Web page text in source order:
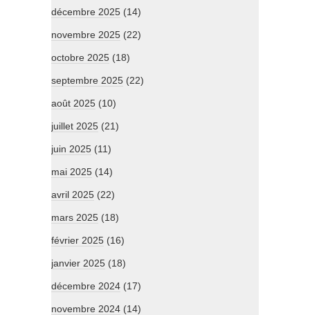
décembre 2025 (14)
novembre 2025 (22)
octobre 2025 (18)
septembre 2025 (22)
août 2025 (10)
juillet 2025 (21)
juin 2025 (11)
mai 2025 (14)
avril 2025 (22)
mars 2025 (18)
février 2025 (16)
janvier 2025 (18)
décembre 2024 (17)
novembre 2024 (14)